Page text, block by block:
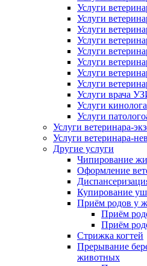
Услуги
Услуги
Услуги
Услуги
Услуги
Услуги
Услуги
Услуги
Услуги врача
Услуги кинолога
Услуги
Услуги ветеринара-
Услуги ветеринара-
Другие услуги
Чипирование
Оформление
Купирование
Приём родов у
Приём
Приём
Стрижка когтей
Прерывание
животных